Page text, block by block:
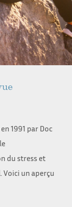
1991 par Doc
du stress et
un aperçu